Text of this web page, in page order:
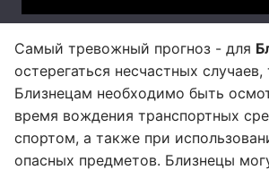
Самый тревожный прогноз - для
остерегаться несчастных случаев,
Близнецам необходимо быть
время вождения транспортных
спортом, а также при
опасных предметов. Близнецы